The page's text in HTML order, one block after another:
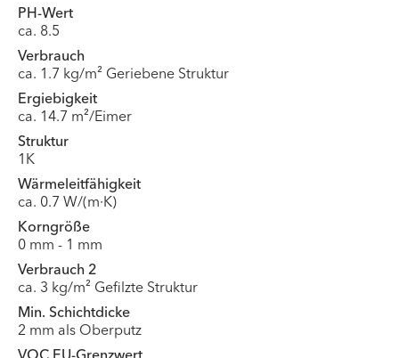
PH-Wert
ca. 8.5
Verbrauch
ca. 1.7 kg/m² Geriebene Struktur
Ergiebigkeit
ca. 14.7 m²/Eimer
Struktur
1K
Wärmeleitfähigkeit
ca. 0.7 W/(m·K)
Korngröße
0 mm - 1 mm
Verbrauch 2
ca. 3 kg/m² Gefilzte Struktur
Min. Schichtdicke
2 mm als Oberputz